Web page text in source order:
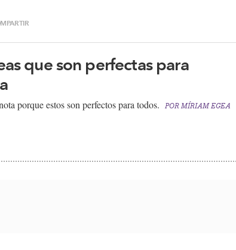
que son perfectas para
porque estos son perfectos para todos. POR MÍRIAM EGEA